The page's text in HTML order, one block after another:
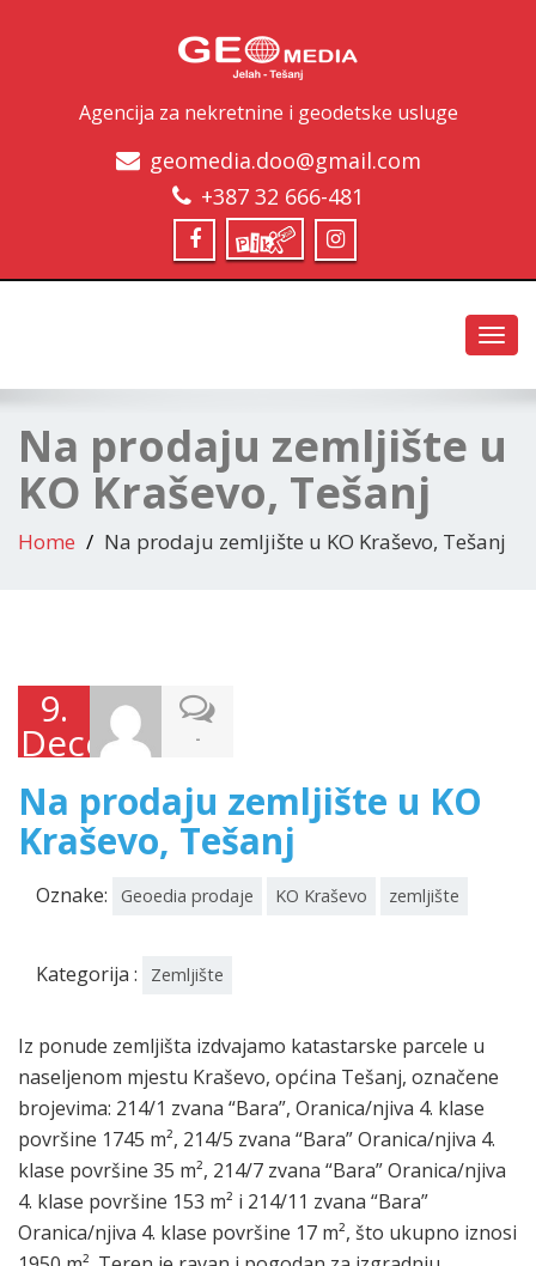
Agencija za nekretnine i geodetske usluge
geomedia.doo@gmail.com
+387 32 666-481
Na prodaju zemljište u
KO Kraševo, Tešanj
Home Na prodaju zemljište u KO Kraševo, Tešanj
9.
Decembra
2025.
-
Na prodaju zemljište u KO
Kraševo, Tešanj
Oznake: Geoedia prodaje KO Kraševo zemljište
Kategorija : Zemljište
Iz ponude zemljišta izdvajamo katastarske parcele u
naseljenom mjestu Kraševo, općina Tešanj, označene
brojevima: 214/1 zvana “Bara”, Oranica/njiva 4. klase
površine 1745 m², 214/5 zvana “Bara” Oranica/njiva 4.
klase površine 35 m², 214/7 zvana “Bara” Oranica/njiva
4. klase površine 153 m² i 214/11 zvana “Bara”
Oranica/njiva 4. klase površine 17 m², što ukupno iznosi